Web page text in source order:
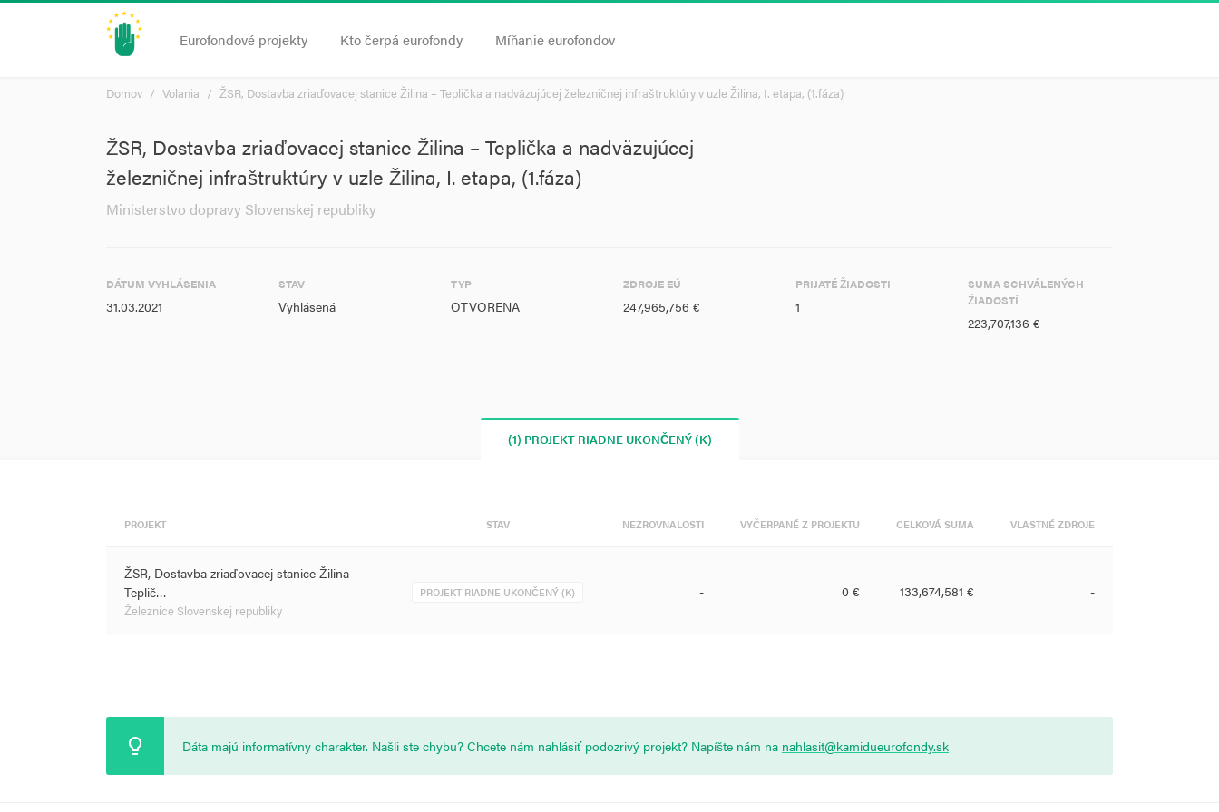
Eurofondové projekty Kto čerpá eurofondy Míňanie eurofondov
Domov Volania ŽSR, Dostavba zriaďovacej stanice Žilina – Teplička a nadväzujúcej železničnej infraštruktúry v uzle Žilina, I. etapa, (1.fáza)
ŽSR, Dostavba zriaďovacej stanice Žilina – Teplička a nadväzujúcej
železničnej infraštruktúry v uzle Žilina, I. etapa, (1.fáza)
Ministerstvo dopravy Slovenskej republiky
DÁTUM VYHLÁSENIA
31.03.2021
STAV
Vyhlásená
TYP
OTVORENA
ZDROJE EÚ
247,965,756 €
PRIJATÉ ŽIADOSTI
1
SUMA SCHVÁLENÝCH
ŽIADOSTÍ
223,707,136 €
(1) PROJEKT RIADNE UKONČENÝ (K)
PROJEKT STAV NEZROVNALOSTI VYČERPANÉ Z PROJEKTU CELKOVÁ SUMA VLASTNÉ ZDROJE
ŽSR, Dostavba zriaďovacej stanice Žilina –
Teplič…
Železnice Slovenskej republiky
PROJEKT RIADNE UKONČENÝ (K) - 0 € 133,674,581 € -
Dáta majú informatívny charakter. Našli ste chybu? Chcete nám nahlásiť podozrivý projekt? Napíšte nám na nahlasit@kamidueurofondy.sk